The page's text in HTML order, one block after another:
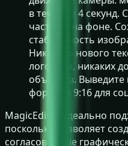
в течение 4 секунд.
частицы на фоне.
стабильность
Никакого нового
логотипа, никаких
объектов.
формате 9:16 для
MagicEditAI идеально
поскольку позволяет
согласованные